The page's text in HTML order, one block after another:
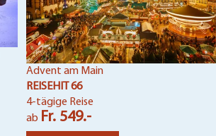
Advent am Main
REISEHIT 66
4-tägige Reise
ab Fr. 549.-